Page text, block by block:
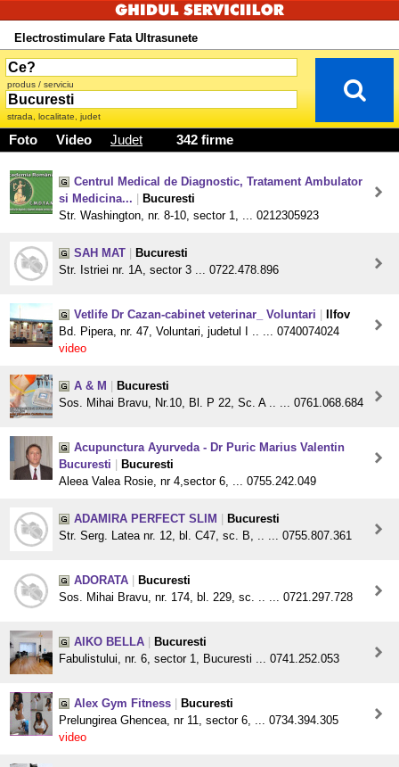
Electrostimulare Fata Ultrasunete
produs / serviciu
strada, localitate, judet
Foto Video Judet 342 firme
Centrul Medical de Diagnostic, Tratament Ambulator
si Medicina...
Bucuresti
Str. Washington, nr. 8-10, sector 1, ... 0212305923
SAH MAT
Bucuresti
Str. Istriei nr. 1A, sector 3 ... 0722.478.896
Vetlife Dr Cazan-cabinet veterinar_ Voluntari
Ilfov
Bd. Pipera, nr. 47, Voluntari, judetul I .. ... 0740074024
video
A & M
Bucuresti
Sos. Mihai Bravu, Nr.10, Bl. P 22, Sc. A .. ... 0761.068.684
Acupunctura Ayurveda - Dr Puric Marius Valentin
Bucuresti
Bucuresti
Aleea Valea Rosie, nr 4,sector 6, ... 0755.242.049
ADAMIRA PERFECT SLIM
Bucuresti
Str. Serg. Latea nr. 12, bl. C47, sc. B, .. ... 0755.807.361
ADORATA
Bucuresti
Sos. Mihai Bravu, nr. 174, bl. 229, sc. .. ... 0721.297.728
AIKO BELLA
Bucuresti
Fabulistului, nr. 6, sector 1, Bucuresti ... 0741.252.053
Alex Gym Fitness
Bucuresti
Prelungirea Ghencea, nr 11, sector 6, ... 0734.394.305
video